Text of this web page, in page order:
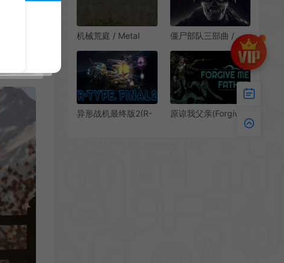
称射击游戏|下载
机械荒庭 / Metal
击游戏
僵尸部队三部曲 /
Trilogy 恐怖僵尸射击
游戏
异形战机最终版2(R-
原谅我父亲(Forgive
Me Father)简中|PC|